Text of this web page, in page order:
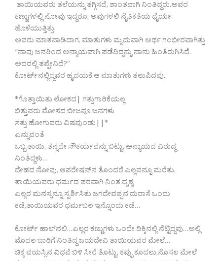
ತಾಯಿಯವರು ತಲೆಯನ್ನು ತಗ್ಗಿಸದೆ, ಶಾಂತವಾಗಿ ನಿಂತಿದ್ದರು.ಅವರ
ಕಣ್ಣುಗಳಲ್ಲಿ ನೋವು ಇದ್ದರೂ, ಅವುಗಳಲಿ ನೈತಿಕತೆಯ ಧೈರ್ಯ
ಹೊಳೆಯುತ್ತಿತ್ತು.
ಅವರು ಮಾತನಾಡಿದಾಗ, ಮಾತುಗಳು ಮೃದುವಾಗಿ ಅರ್ಥ ಗಂಭೀರವಾಗಿತ್ತು
“ನಾವು ಜನರಿಂದ ಅನ್ಯಾಯವಾಗಿ ಪಡೆದಿದ್ದನ್ನು ನಾನು ಹಿಂತಿರುಗಿಸಿದೆ.
ಅದರಲ್ಲಿ ತಪ್ಪೇನಿದೆ?”
ಕೋರ್ಟ್‌ನಲ್ಲಿದ್ದವರ ಹೃದಯಕೆ ಆ ಮಾತುಗಳು ತಲುಪಿದವು.
*ಗೊತ್ತಾಯಿತು ಲೋಕದ| ಗತ್ತುಗಾರಿಕೆಯಲ್ಲ
ಬಿತ್ತುವರು ಮೋಸದ ಬೀಜವೂ ಜನಗಳು
ಸತ್ತು ಹೋಗುವರು ವಿಷವುಂಡು||*
ಎನ್ನುವಂತೆ
ಒಬ್ಬ ತಾಯಿ, ತನ್ನದೇ ಸೌಕರ್ಯವನ್ನು ಬಿಟ್ಟು, ಅನ್ಯಾಯದ ವಿರುದ್ಧ
ನಿಂತಿದ್ದಳು…
ದೇಹದ ನೋವು, ಆಪರೇಷನ್‌ನ ತೊಂದರೆ ಎಲ್ಲವನ್ನೂ ಮರೆತು,
ತಾಯಿಯವರು ಧರ್ಮದ ಪರವಾಗಿ ನಿಂತ ದೃಶ್ಯ,
ಎಲ್ಲರ ಮನಸ್ಸನ್ನೂ ಸ್ಪರ್ಶಿಸಿತು.ಜಗದೇವಪ್ಪನ ದುರಾಸೆ ಒಂದು
ಕಡೆ,ತಾಯಿಯವರ ಧರ್ಮಬಲ ಇನ್ನೊಂದು ಕಡೆ…
ಕೋರ್ಟ್‌ ಹಾಲ್‌ನಲಿ…ಎಲ್ಲರ ಕಣ್ಣುಗಳು ಒಂದೇ ದಿಕ್ಕಿನಲ್ಲಿ ನೆಟ್ಟಿದ್ದವು…ಅಲ್ಲಿ
ಮೊದಲ ಬಾರಿಗೆ ನಿಂತಿದ್ದ ಜಯದೇವಿ ತಾಯಿಯವರ ಮೇಲೆ…
ಚಿಕ್ಕ ವಯಸ್ಸಿನ ವಿಧವೆ ಬಿಳಿ ಸೀರೆ ತೊಟ್ಟು, ಕಪ್ಪು ಕೂದಲು,ನೊಸಲ ಮೇಲೆ